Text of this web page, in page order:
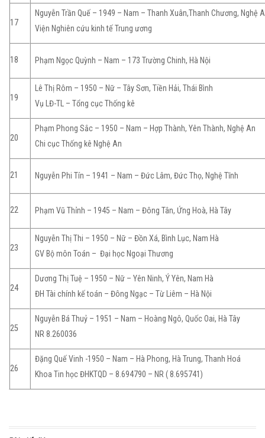
17
Nguyễn Trần Quế – 1949 – Nam – Thanh Xuân,Thanh Chương, Nghệ
Viện Nghiên cứu kinh tế Trung ương
18 Phạm Ngọc Quỳnh – Nam – 173 Trường Chinh, Hà Nội
19
Lê Thị Rôm – 1950 – Nữ – Tây Sơn, Tiền Hải, Thái Bình
Vụ LĐ-TL – Tổng cục Thống kê
20
Phạm Phong Sắc – 1950 – Nam – Hợp Thành, Yên Thành, Nghệ An
Chi cục Thống kê Nghệ An
21 Nguyễn Phi Tín – 1941 – Nam – Đức Lâm, Đức Thọ, Nghệ Tĩnh
22 Phạm Vũ Thỉnh – 1945 – Nam – Đông Tân, Ứng Hoà, Hà Tây
23
Nguyễn Thị Thi – 1950 – Nữ – Đồn Xá, Bình Lục, Nam Hà
GV Bộ môn Toán – Đại học Ngoại Thương
24
Dương Thị Tuệ – 1950 – Nữ – Yên Ninh, Ý Yên, Nam Hà
ĐH Tài chính kế toán – Đông Ngạc – Từ Liêm – Hà Nội
25
Nguyễn Bá Thuỷ – 1951 – Nam – Hoàng Ngô, Quốc Oai, Hà Tây
NR 8.260036
26
Đặng Quế Vinh -1950 – Nam – Hà Phong, Hà Trung, Thanh Hoá
Khoa Tin học ĐHKTQD – 8.694790 – NR ( 8.695741)